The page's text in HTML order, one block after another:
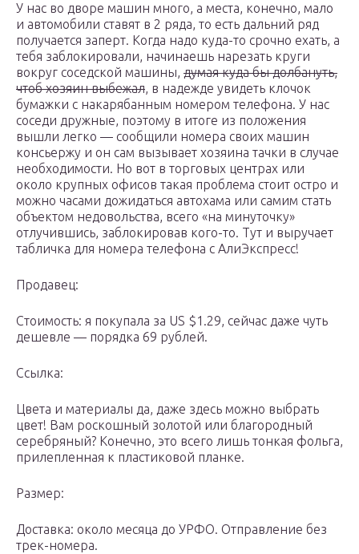
У нас во дворе машин много, а места, конечно, мало
и автомобили ставят в 2 ряда, то есть дальний ряд
получается заперт. Когда надо куда-то срочно ехать, а
тебя заблокировали, начинаешь нарезать круги
вокруг соседской машины, думая куда бы долбануть,
чтоб хозяин выбежал, в надежде увидеть клочок
бумажки с накарябанным номером телефона. У нас
соседи дружные, поэтому в итоге из положения
вышли легко — сообщили номера своих машин
консьержу и он сам вызывает хозяина тачки в случае
необходимости. Но вот в торговых центрах или
около крупных офисов такая проблема стоит остро и
можно часами дожидаться автохама или самим стать
объектом недовольства, всего «на минуточку»
отлучившись, заблокировав кого-то. Тут и выручает
табличка для номера телефона с АлиЭкспресс!
Продавец:
Стоимость: я покупала за US $1.29, сейчас даже чуть
дешевле — порядка 69 рублей.
Ссылка:
Цвета и материалы да, даже здесь можно выбрать
цвет! Вам роскошный золотой или благородный
серебряный? Конечно, это всего лишь тонкая фольга,
прилепленная к пластиковой планке.
Размер:
Доставка: около месяца до УРФО. Отправление без
трек-номера.